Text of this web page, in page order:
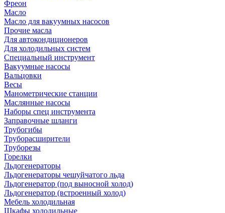
Фреон
Масло
Масло для вакуумных насосов
Прочие масла
Для автокондиционеров
Для холодильных систем
Специальный инструмент
Вакуумные насосы
Вальцовки
Весы
Манометрические станции
Маслянные насосы
Наборы спец инструмента
Заправочные шланги
Трубогибы
Труборасширители
Труборезы
Горелки
Льдогенераторы
Льдогенераторы чешуйчатого льда
Льдогенератор (под выносной холод)
Льдогенератор (встроенный холод)
Мебель холодильная
Шкафы холодильные